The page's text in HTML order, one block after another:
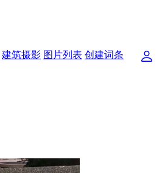
建筑摄影 图片列表 创建词条